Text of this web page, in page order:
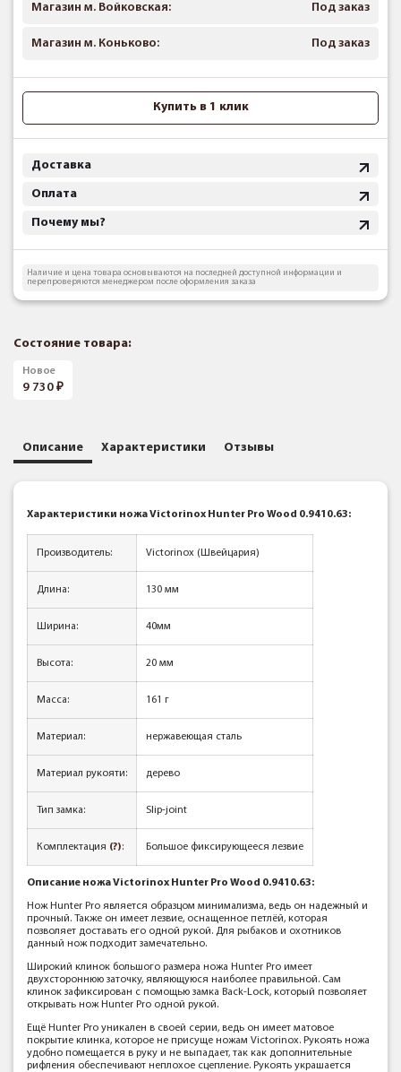
Магазин м. Войковская: Под заказ
Магазин м. Коньково: Под заказ
Купить в 1 клик
Доставка
Оплата
Почему мы?
Наличие и цена товара основываются на последней доступной информации и
перепроверяются менеджером после оформления заказа
Состояние товара:
Новое
9 730
Описание Характеристики Отзывы
Характеристики ножа Victorinox Hunter Pro Wood 0.9410.63:
Производитель: Victorinox (Швейцария)
Длина: 130 мм
Ширина: 40мм
Высота: 20 мм
Масса: 161 г
Материал: нержавеющая сталь
Материал рукояти: дерево
Тип замка: Slip-joint
Комплектация (?): Большое фиксирующееся лезвие
Описание ножа Victorinox Hunter Pro Wood 0.9410.63:
Нож Hunter Pro является образцом минимализма, ведь он надежный и
прочный. Также он имеет лезвие, оснащенное петлёй, которая
позволяет доставать его одной рукой. Для рыбаков и охотников
данный нож подходит замечательно.
Широкий клинок большого размера ножа Hunter Pro имеет
двухстороннюю заточку, являющуюся наиболее правильной. Сам
клинок зафиксирован с помощью замка Back-Lock, который позволяет
открывать нож Hunter Pro одной рукой.
Ещё Hunter Pro уникален в своей серии, ведь он имеет матовое
покрытие клинка, которое не присуще ножам Victorinox. Рукоять ножа
удобно помещается в руку и не выпадает, так как дополнительные
рифления обеспечивают неплохое сцепление. Рукоять украшается